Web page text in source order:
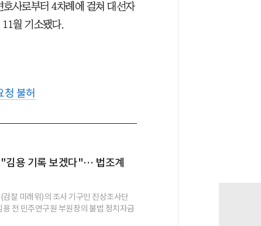
사로부터 4차례에 걸쳐 대선자
월 기소됐다.
청 불허
김용 기록 보겠다"… 법조계
찰 미래위)의 조사 기구인 진상조사단
전 민주연구원 부원장의 불법 정치자금